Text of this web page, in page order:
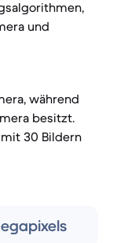
und
während
besitzt.
30 Bildern